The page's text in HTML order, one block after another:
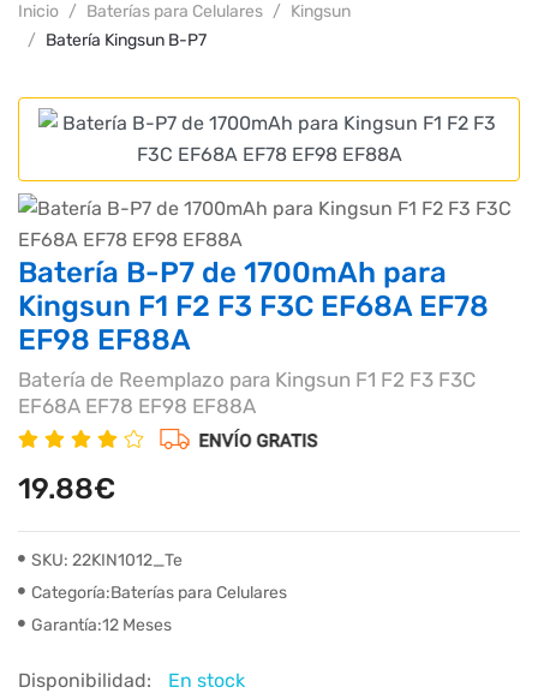
Inicio Baterías para Celulares
Kingsun
Batería Kingsun B-P7
Batería B-P7 de 1700mAh para
Kingsun F1 F2 F3 F3C EF68A EF78
EF98 EF88A
Batería de Reemplazo para Kingsun F1 F2 F3 F3C
EF68A EF78 EF98 EF88A
19.88€
SKU: 22KIN1012_Te
Categoría:Baterías para Celulares
Garantía:12 Meses
Disponibilidad: En stock